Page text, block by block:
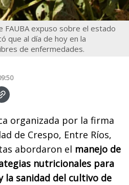
FAUBA expuso sobre el estado
que al día de hoy en la
de enfermedades.
organizada por la firma
de Crespo, Entre Ríos,
abordaron el manejo de
nutricionales para
la sanidad del cultivo de